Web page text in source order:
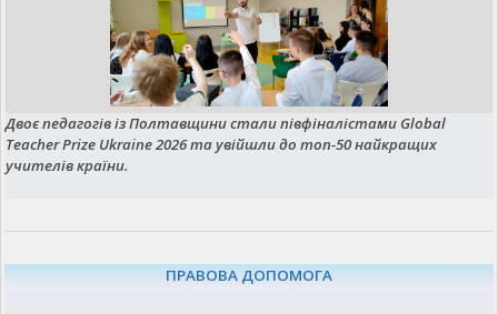
Двоє педагогів із Полтавщини стали півфіналістами Global
Teacher Prize Ukraine 2026 та увійшли до топ-50 найкращих
учителів країни.
ПРАВОВА ДОПОМОГА